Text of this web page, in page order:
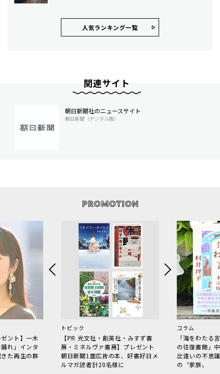
人気ランキング⼀覧
関連サイト
朝日新聞社のニュースサイト
朝日新聞（デジタル版）
ント】一木
れ」インタ
た再生の群
トピック
【PR 光文社・創英社・みすず書
房・ミネルヴァ書房】プレゼント
朝日新聞1面広告の本、好書好日メ
ルマガ読者計20名様に
コラム
「海をわた
の往復書簡」
出逢いの不思
の〝家族〟